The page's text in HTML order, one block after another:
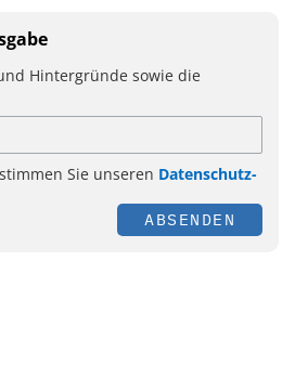
Hintergründe sowie die
Sie unseren Datenschutz-
ABSENDEN